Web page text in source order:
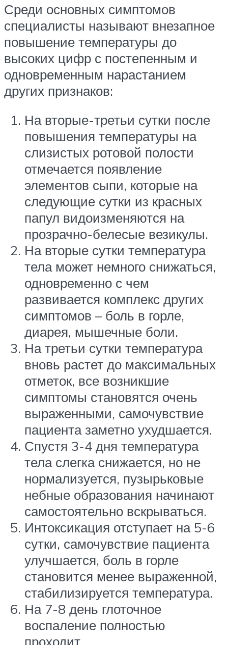
Среди основных симптомов
специалисты называют внезапное
повышение температуры до
высоких цифр с постепенным и
одновременным нарастанием
других признаков:
На вторые-третьи сутки после
повышения температуры на
слизистых ротовой полости
отмечается появление
элементов сыпи, которые на
следующие сутки из красных
папул видоизменяются на
прозрачно-белесые везикулы.
На вторые сутки температура
тела может немного снижаться,
одновременно с чем
развивается комплекс других
симптомов – боль в горле,
диарея, мышечные боли.
На третьи сутки температура
вновь растет до максимальных
отметок, все возникшие
симптомы становятся очень
выраженными, самочувствие
пациента заметно ухудшается.
Спустя 3-4 дня температура
тела слегка снижается, но не
нормализуется, пузырьковые
небные образования начинают
самостоятельно вскрываться.
Интоксикация отступает на 5-6
сутки, самочувствие пациента
улучшается, боль в горле
становится менее выраженной,
стабилизируется температура.
На 7-8 день глоточное
воспаление полностью
проходит.